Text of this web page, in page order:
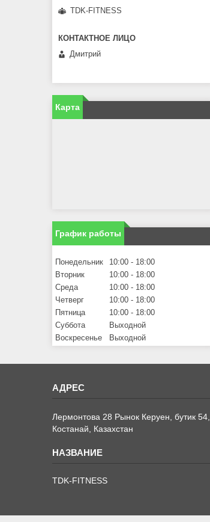
TDK-FITNESS
Дмитрий
Карта
График работы
Понедельник 10:00
18:00
Вторник
10:00
18:00
Среда
10:00
18:00
Четверг
10:00
18:00
Пятница
10:00
18:00
Суббота
Выходной
Воскресенье
Выходной
Лермонтова 28 Рынок Керуен, бутик 54,
Костанай, Казахстан
TDK-FITNESS